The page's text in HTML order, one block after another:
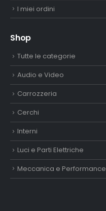
I miei ordini
Shop
Tutte le categorie
Audio e Video
Carrozzeria
Cerchi
Interni
Luci e Parti Elettriche
Meccanica e Performance